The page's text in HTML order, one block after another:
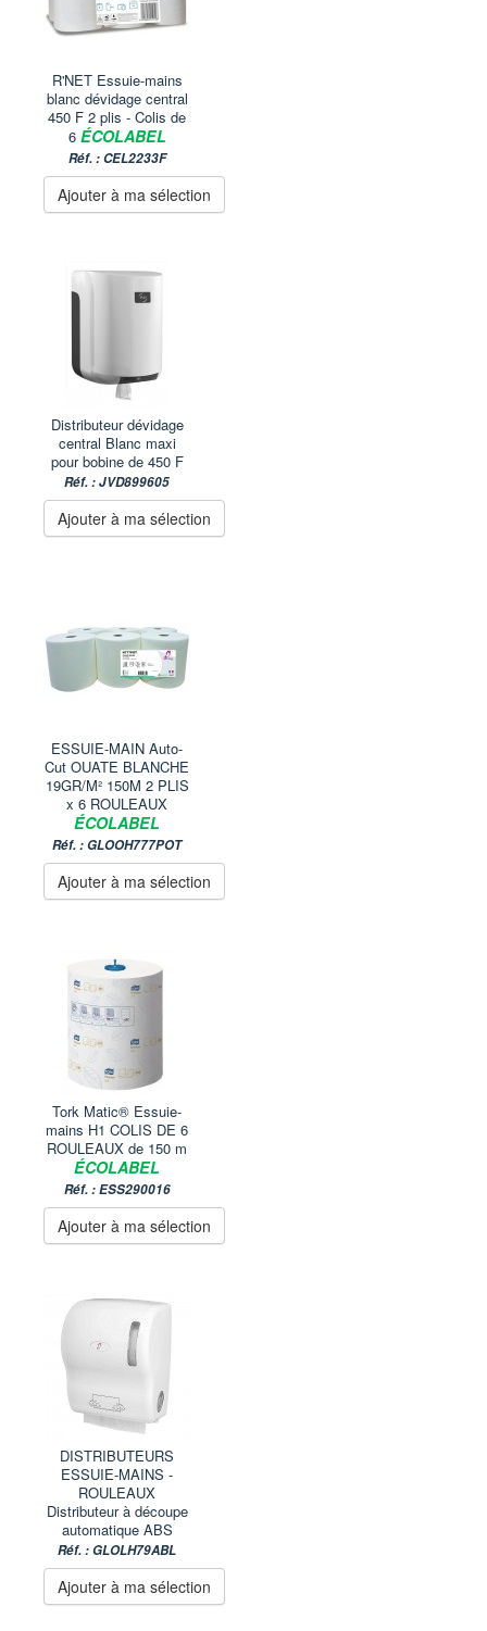
R'NET Essuie-mains
blanc dévidage central
450 F 2 plis - Colis de
6 ÉCOLABEL
Réf. : CEL2233F
Ajouter à ma sélection
Distributeur dévidage
central Blanc maxi
pour bobine de 450 F
Réf. : JVD899605
Ajouter à ma sélection
ESSUIE-MAIN Auto-
Cut OUATE BLANCHE
19GR/M² 150M 2 PLIS
x 6 ROULEAUX
ÉCOLABEL
Réf. : GLOOH777POT
Ajouter à ma sélection
Tork Matic® Essuie-
mains H1 COLIS DE 6
ROULEAUX de 150 m
ÉCOLABEL
Réf. : ESS290016
Ajouter à ma sélection
DISTRIBUTEURS
ESSUIE-MAINS -
ROULEAUX
Distributeur à découpe
automatique ABS
Réf. : GLOLH79ABL
Ajouter à ma sélection